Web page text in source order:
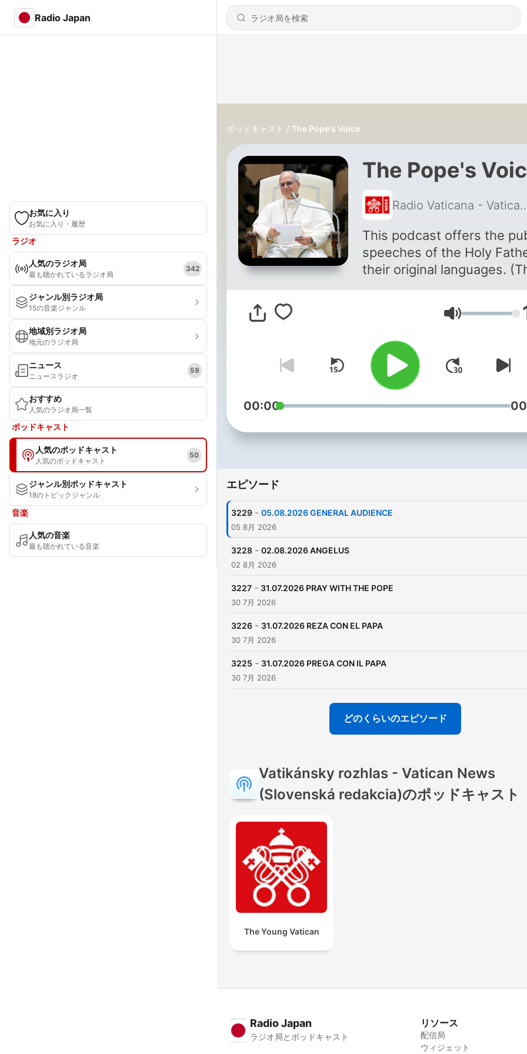
Radio Japan
お気に入り
お気に入り・履歴
ラジオ
人気のラジオ局
最も聴かれているラジオ局
342
ジャンル別ラジオ局
15の音楽ジャンル
地域別ラジオ局
地元のラジオ局
ニュース
ニュースラジオ
59
おすすめ
人気のラジオ局一覧
ポッドキャスト
人気のポッドキャスト
人気のポッドキャスト
50
ジャンル別ポッドキャスト
18のトピックジャンル
音楽
人気の音楽
最も聴かれている音楽
ポッドキャスト The Pope's Voice
The Pope's
Radio
This podcast offers the
speeches of the Holy
their original languages. (The
content of this podcast is
copyrighted by the
for Communication which,
according to its statute, is
entrusted to manage and
protect the sound
of the Roman Pontiff,
that their pastoral
rights are protected when
content of this podcast is
personal and private use
Communication. For further
International Relation
- Podcast - Radio Vaticana -
音量
00:00
エピソード
3229 - 05.08.2026 GENERAL AUDIENCE
05 8月 2026
3228 - 02.08.2026 ANGELUS
02 8月 2026
3227 - 31.07.2026 PRAY WITH THE POPE
30 7月 2026
3226 - 31.07.2026 REZA CON EL PAPA
30 7月 2026
3225 - 31.07.2026 PREGA CON IL PAPA
30 7月 2026
どのくらいのエピソード
Vatikánsky rozhlas - Vatican News
(Slovenská redakcia)のポッドキャスト
The Young Vatican
Radio Japan
ラジオ局とポッドキャスト
リソース
配信局
ウィジェット